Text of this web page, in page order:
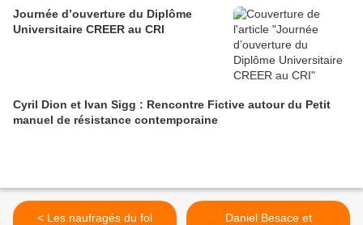
Journée d’ouverture du Diplôme
Universitaire CREER au CRI
Cyril Dion et Ivan Sigg : Rencontre Fictive autour du Petit
manuel de résistance contemporaine
< Les naufragés du fol
Daniel Besace et